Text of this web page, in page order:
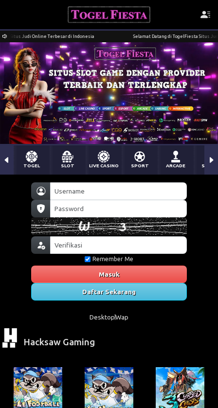
Selamat Datang di TogelFiesta Situs Judi Online Terbesar di Indonesia
Remember Me
Masuk
Daftar Sekarang
TOGEL SLOT LIVE CASINO SPORT ARCADE
DesktopWap
Hacksaw Gaming